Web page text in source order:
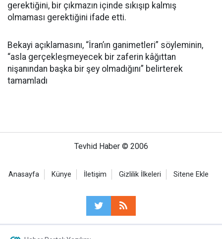
gerektiğini, bir çıkmazın içinde sıkışıp kalmış
olmaması gerektiğini ifade etti.
Bekayi açıklamasını, “İran’ın ganimetleri” söyleminin,
“asla gerçekleşmeyecek bir zaferin kâğıttan
nişanından başka bir şey olmadığını” belirterek
tamamladı
Tevhid Haber © 2006
Anasayfa Künye İletişim Gizlilik İlkeleri Sitene Ekle